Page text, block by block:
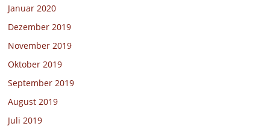
Januar 2020
Dezember 2019
November 2019
Oktober 2019
September 2019
August 2019
Juli 2019